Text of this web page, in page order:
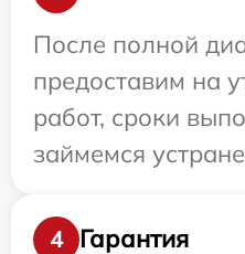
После полной
предоставим на
работ, сроки
займемся
4
Гарантия